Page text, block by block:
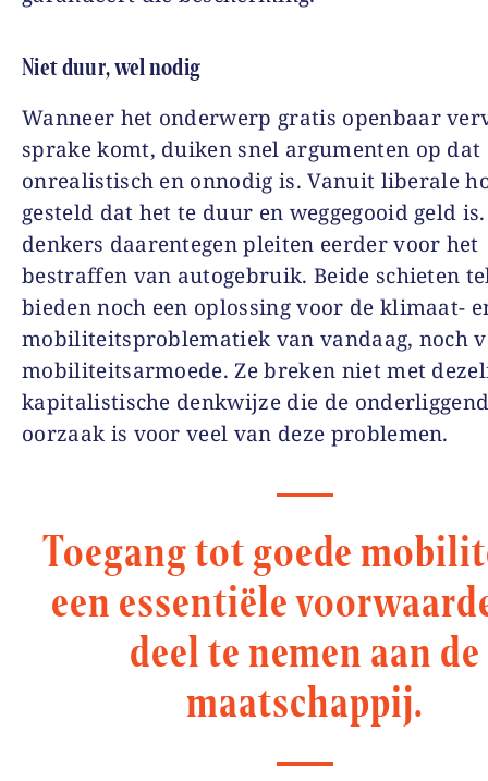
Niet duur, wel nodig
Wanneer het onderwerp gratis openbaar
sprake komt, duiken snel argumenten op
onrealistisch en onnodig is. Vanuit liberale
gesteld dat het te duur en weggegooid geld
denkers daarentegen pleiten eerder voor het
bestraffen van autogebruik. Beide schieten
bieden noch een oplossing voor de klimaat-
mobiliteitsproblematiek van vandaag, noch
mobiliteitsarmoede. Ze breken niet met
kapitalistische denkwijze die de
oorzaak is voor veel van deze problemen.
Toegang tot goede
een essentiële
deel te nemen aan de
maatschappij.